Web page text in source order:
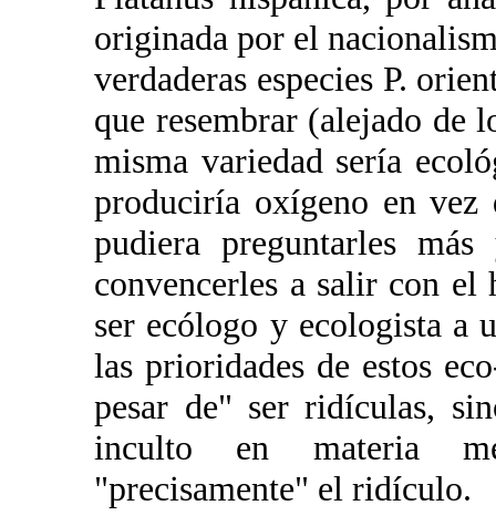
originada por el
verdaderas especies P.
que resembrar (alejado de
misma variedad sería
produciría oxígeno en vez
pudiera preguntarles
convencerles a salir con el
ser ecólogo y ecologista a
las prioridades de estos
pesar de" ser ridículas,
inculto en materia
"precisamente" el ridículo.